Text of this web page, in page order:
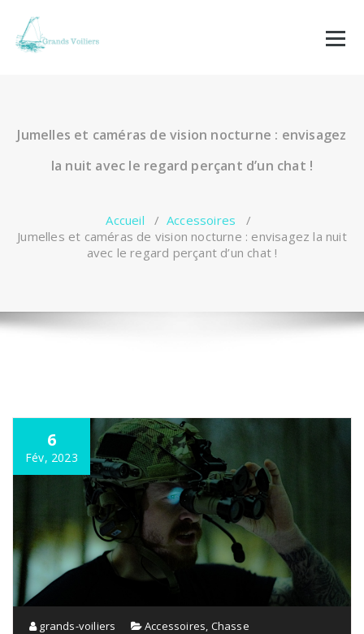
contenu
Jumelles et caméras de vision nocturne : envisagez
la nuit avec le regard perçant d’un chat !
Accueil /Accessoires /
Jumelles et caméras de vision nocturne : envisagez la nuit
avec le regard perçant d’un chat !
6
Fév, 2023
grands-voiliers Accessoires, Chasse